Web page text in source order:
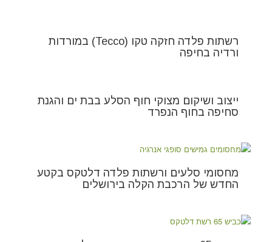
רשתות פלדה חזקה טקו (Tecco) במורדות
ורדיה בחיפה
ייצוב ושיקום מצוקי חוף הסלע בבת ים והגנת
סחיפה בחוף הנפרד
מחסומי סלעים ורשתות פלדה דלטקס בקטע
החדש של הרכבת הקלה בירושלים